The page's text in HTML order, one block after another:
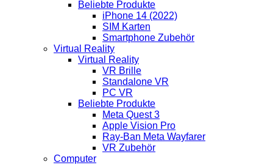
Beliebte Produkte
iPhone 14 (2022)
SIM Karten
Smartphone Zubehör
Virtual Reality
Virtual Reality
VR Brille
Standalone VR
PC VR
Beliebte Produkte
Meta Quest 3
Apple Vision Pro
Ray-Ban Meta Wayfarer
VR Zubehör
Computer